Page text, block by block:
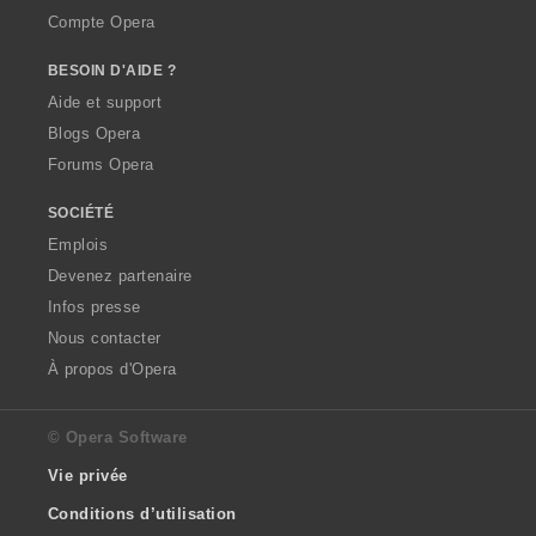
Compte Opera
BESOIN D'AIDE ?
Aide et support
Blogs Opera
Forums Opera
SOCIÉTÉ
Emplois
Devenez partenaire
Infos presse
Nous contacter
À propos d'Opera
© Opera Software
Vie privée
Conditions d’utilisation